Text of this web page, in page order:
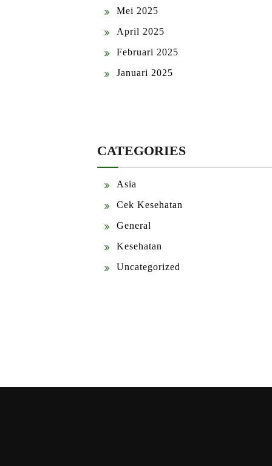
Mei 2025
April 2025
Februari 2025
Januari 2025
CATEGORIES
Asia
Cek Kesehatan
General
Kesehatan
Uncategorized